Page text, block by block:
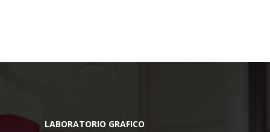
LABORATORIO GRAFICO